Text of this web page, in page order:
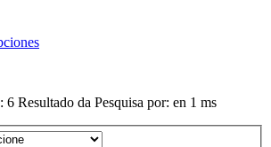
6 Resultado da Pesquisa por: en 1 ms